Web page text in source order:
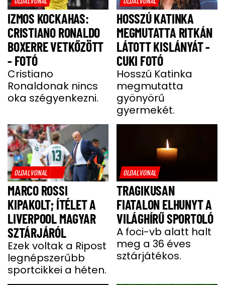
IZMOS KOCKAHAS:
CRISTIANO RONALDO
BOXERRE VETKŐZÖTT
- FOTÓ
Cristiano
Ronaldonak nincs
oka szégyenkezni.
HOSSZÚ KATINKA
MEGMUTATTA RITKÁN
LÁTOTT KISLÁNYÁT -
CUKI FOTÓ
Hosszú Katinka
megmutatta
gyönyörű
gyermekét.
OLDALVONAL
MARCO ROSSI
KIPAKOLT; ÍTÉLET A
LIVERPOOL MAGYAR
SZTÁRJÁRÓL
Ezek voltak a Ripost
legnépszerűbb
sportcikkei a héten.
OLDALVONAL
TRAGIKUSAN
FIATALON ELHUNYT A
VILÁGHÍRŰ SPORTOLÓ
A foci-vb alatt halt
meg a 36 éves
sztárjátékos.